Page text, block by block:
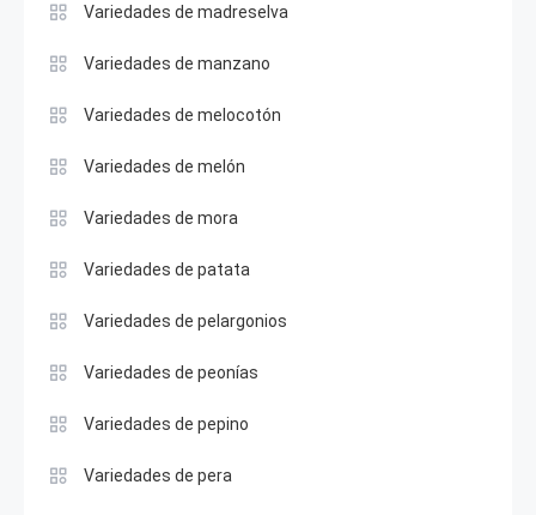
Variedades de madreselva
Variedades de manzano
Variedades de melocotón
Variedades de melón
Variedades de mora
Variedades de patata
Variedades de pelargonios
Variedades de peonías
Variedades de pepino
Variedades de pera